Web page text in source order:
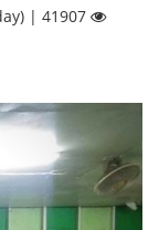
| 41907